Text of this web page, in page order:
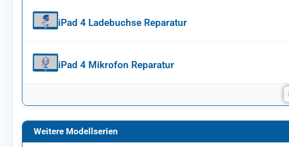
iPad 4 Ladebuchse Reparatur
iPad 4 Mikrofon Reparatur
Weitere Modellserien